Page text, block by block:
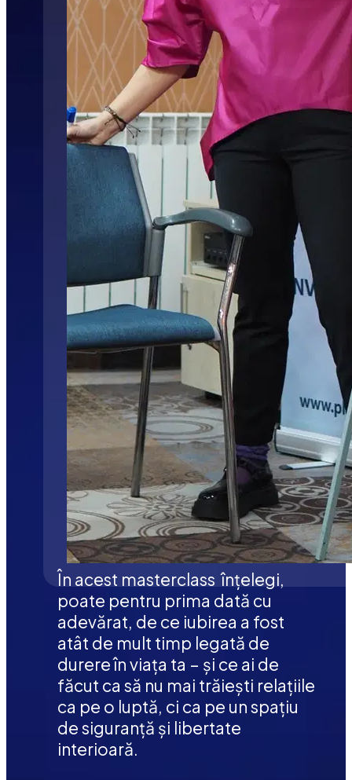
În acest masterclass  înțelegi,
poate pentru prima dată cu
adevărat, de ce iubirea a fost
atât de mult timp legată de
durere în viața ta – și ce ai de
făcut ca să nu mai trăiești relațiile
ca pe o luptă, ci ca pe un spațiu
de siguranță și libertate
interioară.